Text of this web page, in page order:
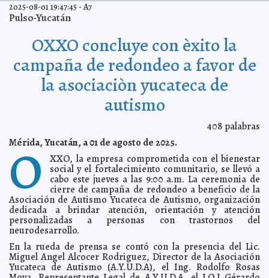
2025-08-07 19:12:50 Con el Mega Operativo, Cecilia Patrón supervisa la
intervención de 77 manzanas en la colonia Juan Pablo II.
Brenda Ruz A7
Comité interinstitucional descarta presencia de marea
roja en Yucatán A7
2025-08-06 19:32:33 Cecilia Patrón impulsa la autonomía económica y
libertad para las mujeres de Mérida. A7
SSY realizará Jornadas Gratuitas de Papanicolaou
Renacimiento Maya impulsa justicia social con riego
2025-08-06 19:22:04 Entregan baños ecológicos para fortalecer turismo en
San Felipe A7
2025-08-06 19:17:54 Espacios culturales de Sedeculta abren inscripciones
para talleres A7
2025-08-06 19:10:46 Yucatán propone alternativas para el uso del sargazo
A7
2025-08-06 19:07:07 Somos un Ayuntamiento que constantemente escucha
y brinda soluciones: Cecilia Patrón
2025-08-05 19:59:19 Cuida Cecilia Patrón a repartidores de aplicaciones con
la entrega de más de 500 cascos. A7
2025-08-05 19:53:25 Abren las convocatorias del Fondo Editorial y el Premio
Internacional de Poesía Ciudad de Mérida 2025 con innovaciones A7
2025-08-01 19:47:45-A7
Pulso-Yucatán
OXXO concluye con èxito la
campaña de redondeo a favor de
la asociaciòn yucateca de
autismo
408 palabras
Mérida, Yucatán, a 01 de agosto de 2025.
O XXO, la empresa comprometida con el bienestar
social y el fortalecimiento comunitario, se llevó a
cabo este jueves a las 9:00 a.m. La ceremonia de
cierre de campaña de redondeo a beneficio de la
Asociación de Autismo Yucateca de Autismo, organización
dedicada a brindar atención, orientación y atención
personalizadas a personas con trastornos del
neurodesarrollo.
En la rueda de prensa se contó con la presencia del Lic.
Miguel Angel Alcocer Rodriguez, Director de la Asociación
Yucateca de Autismo (A.Y.U.D.A), el Ing. Rodolfo Rosas